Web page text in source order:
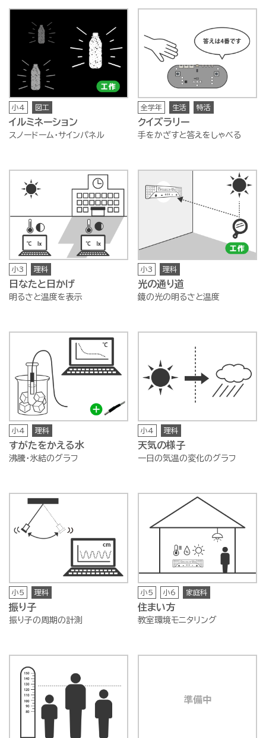
小4 図工
イルミネーション
スノードーム・サインパネル
全学年 生活 特活
クイズラリー
手をかざすと答えをしゃべる
小3 理科
日なたと日かげ
明るさと温度を表示
小3 理科
光の通り道
鏡の光の明るさと温度
小4 理科
すがたをかえる水
沸騰・氷結のグラフ
小4 理科
天気の様子
一日の気温の変化のグラフ
小5 理科
振り子
振り子の周期の計測
小5 小6 家庭科
住まい方
教室環境モニタリング